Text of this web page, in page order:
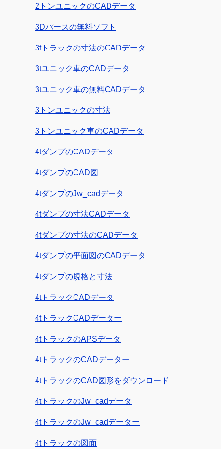
2トンユニックのCADデータ
3Dパースの無料ソフト
3tトラックの寸法のCADデータ
3tユニック車のCADデータ
3tユニック車の無料CADデータ
3トンユニックの寸法
3トンユニック車のCADデータ
4tダンプのCADデータ
4tダンプのCAD図
4tダンプのJw_cadデータ
4tダンプの寸法CADデータ
4tダンプの寸法のCADデータ
4tダンプの平面図のCADデータ
4tダンプの規格と寸法
4tトラックCADデータ
4tトラックCADデーター
4tトラックのAPSデータ
4tトラックのCADデーター
4tトラックのCAD図形をダウンロード
4tトラックのJw_cadデータ
4tトラックのJw_cadデーター
4tトラックの図面